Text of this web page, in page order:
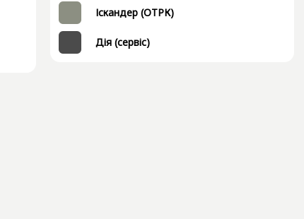
Іскандер (ОТРК)
Дія (сервіс)